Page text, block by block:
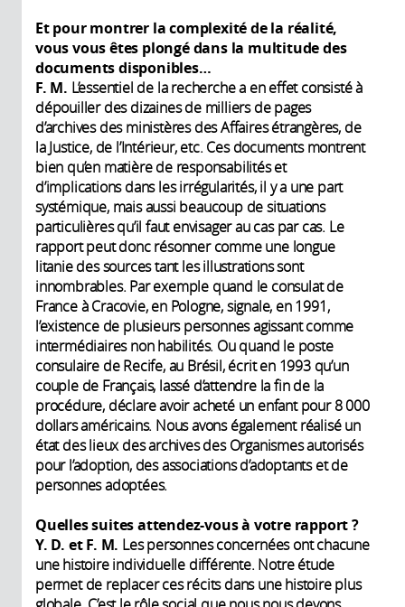
Et pour montrer la complexité de la réalité,
vous vous êtes plongé dans la multitude des
documents disponibles…
F. M. L’essentiel de la recherche a en effet consisté à
dépouiller des dizaines de milliers de pages
d’archives des ministères des Affaires étrangères, de
la Justice, de l’Intérieur, etc. Ces documents montrent
bien qu’en matière de responsabilités et
d’implications dans les irrégularités, il y a une part
systémique, mais aussi beaucoup de situations
particulières qu’il faut envisager au cas par cas. Le
rapport peut donc résonner comme une longue
litanie des sources tant les illustrations sont
innombrables. Par exemple quand le consulat de
France à Cracovie, en Pologne, signale, en 1991,
l’existence de plusieurs personnes agissant comme
intermédiaires non habilités. Ou quand le poste
consulaire de Recife, au Brésil, écrit en 1993 qu’un
couple de Français, lassé d’attendre la fin de la
procédure, déclare avoir acheté un enfant pour 8 000
dollars américains. Nous avons également réalisé un
état des lieux des archives des Organismes autorisés
pour l’adoption, des associations d’adoptants et de
personnes adoptées.
Quelles suites attendez-vous à votre rapport ?
Y. D. et F. M. Les personnes concernées ont chacune
une histoire individuelle différente. Notre étude
permet de replacer ces récits dans une histoire plus